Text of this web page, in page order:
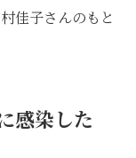
佳子さんのもと
感染した